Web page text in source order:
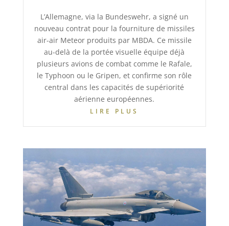
L’Allemagne, via la Bundeswehr, a signé un
nouveau contrat pour la fourniture de missiles
air-air Meteor produits par MBDA. Ce missile
au-delà de la portée visuelle équipe déjà
plusieurs avions de combat comme le Rafale,
le Typhoon ou le Gripen, et confirme son rôle
central dans les capacités de supériorité
aérienne européennes.
LIRE PLUS